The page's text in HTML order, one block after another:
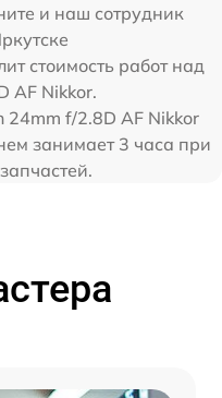
и наш сотрудник
стоимость работ над
AF Nikkor.
24mm f/2.8D AF Nikkor
занимает 3 часа при